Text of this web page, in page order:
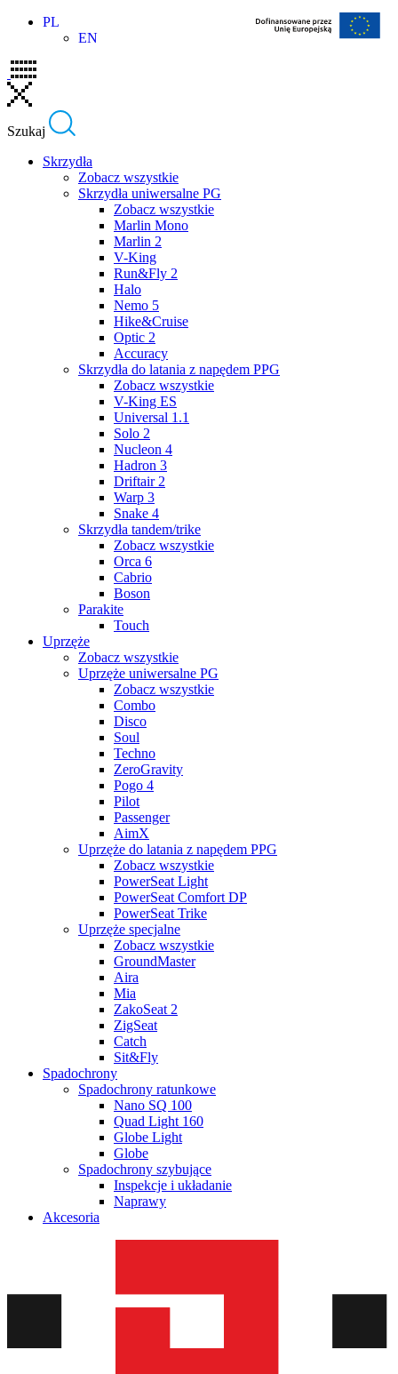
Skip
PL
EN
Szukaj
Skrzydła
Zobacz wszystkie
Skrzydła uniwersalne PG
Zobacz wszystkie
Marlin Mono
Marlin 2
V-King
Run&Fly 2
Halo
Nemo 5
Hike&Cruise
Optic 2
Accuracy
Skrzydła do latania z napędem PPG
Zobacz wszystkie
V-King ES
Universal 1.1
Solo 2
Nucleon 4
Hadron 3
Driftair 2
Warp 3
Snake 4
Skrzydła tandem/trike
Zobacz wszystkie
Orca 6
Cabrio
Boson
Parakite
Touch
Uprzęże
Zobacz wszystkie
Uprzęże uniwersalne PG
Zobacz wszystkie
Combo
Disco
Soul
Techno
ZeroGravity
Pogo 4
Pilot
Passenger
AimX
Uprzęże do latania z napędem PPG
Zobacz wszystkie
PowerSeat Light
PowerSeat Comfort DP
PowerSeat Trike
Uprzęże specjalne
Zobacz wszystkie
GroundMaster
Aira
Mia
ZakoSeat 2
ZigSeat
Catch
Sit&Fly
Spadochrony
Spadochrony ratunkowe
Nano SQ 100
Quad Light 160
Globe Light
Globe
Spadochrony szybujące
Inspekcje i układanie
Naprawy
Akcesoria